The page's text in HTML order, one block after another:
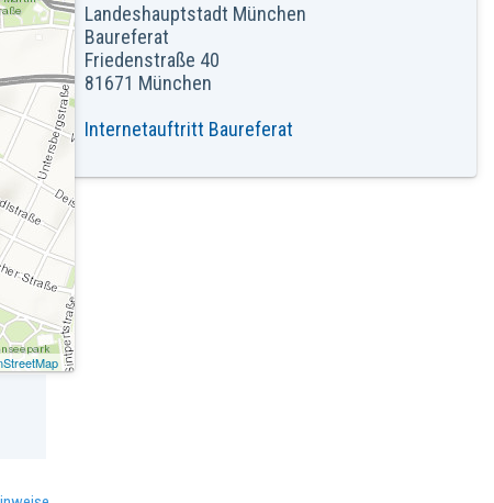
Landeshauptstadt München
Baureferat
Friedenstraße 40
81671 München
Internetauftritt Baureferat